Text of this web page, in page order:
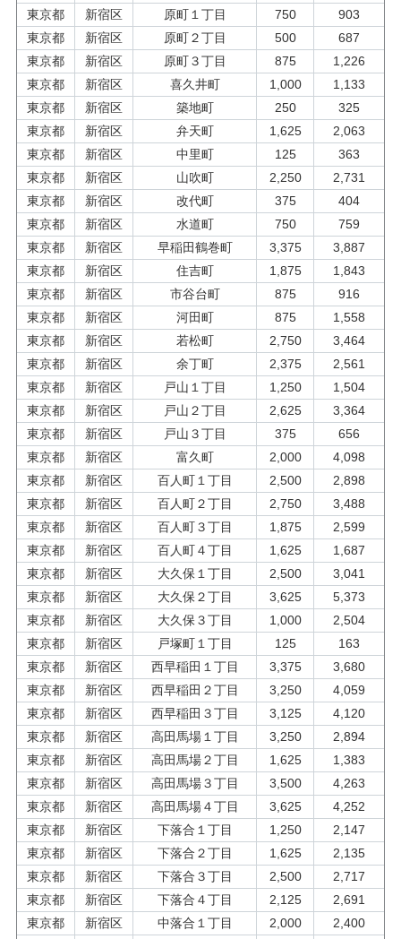
東京都
新宿区 原町１丁目 750
903
東京都
新宿区 原町２丁目 500
687
東京都
新宿区 原町３丁目 875
1,226
東京都
新宿区 喜久井町 1,000
1,133
東京都
新宿区 築地町 250
325
東京都
新宿区 弁天町 1,625
2,063
東京都
新宿区 中里町 125
363
東京都
新宿区 山吹町 2,250
2,731
東京都
新宿区 改代町 375
404
東京都
新宿区 水道町 750
759
東京都
新宿区 早稲田鶴巻町 3,375
3,887
東京都
新宿区 住吉町 1,875
1,843
東京都
新宿区 市谷台町 875
916
東京都
新宿区 河田町 875
1,558
東京都
新宿区 若松町 2,750
3,464
東京都
新宿区 余丁町 2,375
2,561
東京都
新宿区 戸山１丁目 1,250
1,504
東京都
新宿区 戸山２丁目 2,625
3,364
東京都
新宿区 戸山３丁目 375
656
東京都
新宿区 富久町 2,000
4,098
東京都
新宿区 百人町１丁目 2,500
2,898
東京都
新宿区 百人町２丁目 2,750
3,488
東京都
新宿区 百人町３丁目 1,875
2,599
東京都
新宿区 百人町４丁目 1,625
1,687
東京都
新宿区 大久保１丁目 2,500
3,041
東京都
新宿区 大久保２丁目 3,625
5,373
東京都
新宿区 大久保３丁目 1,000
2,504
東京都
新宿区 戸塚町１丁目 125
163
東京都
新宿区 西早稲田１丁目 3,375
3,680
東京都
新宿区 西早稲田２丁目 3,250
4,059
東京都
新宿区 西早稲田３丁目 3,125
4,120
東京都
新宿区 高田馬場１丁目 3,250
2,894
東京都
新宿区 高田馬場２丁目 1,625
1,383
東京都
新宿区 高田馬場３丁目 3,500
4,263
東京都
新宿区 高田馬場４丁目 3,625
4,252
東京都
新宿区 下落合１丁目 1,250
2,147
東京都
新宿区 下落合２丁目 1,625
2,135
東京都
新宿区 下落合３丁目 2,500
2,717
東京都
新宿区 下落合４丁目 2,125
2,691
東京都
新宿区 中落合１丁目 2,000 2,400